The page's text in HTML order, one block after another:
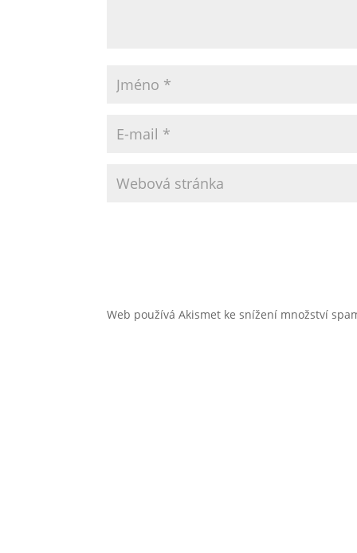
Web používá Akismet ke snížení množství